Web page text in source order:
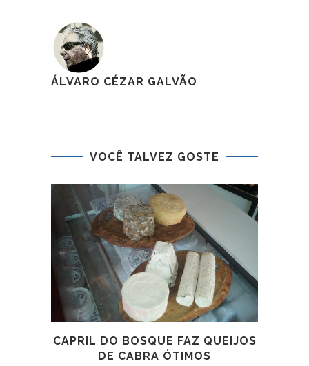
ÁLVARO CÉZAR GALVÃO
VOCÊ TALVEZ GOSTE
CAPRIL DO BOSQUE FAZ QUEIJOS
DE CABRA ÓTIMOS